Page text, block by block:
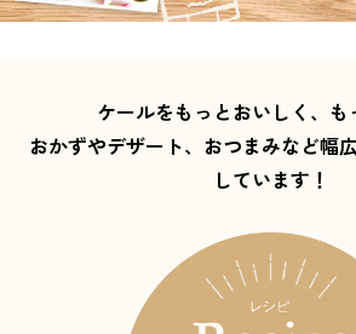
ケールをもっとおいしく、も
おかずやデザート、おつまみなど幅
しています！